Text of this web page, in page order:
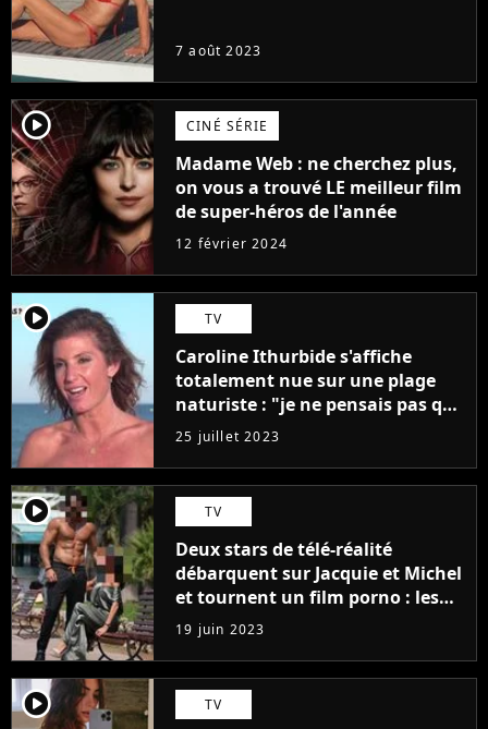
7 août 2023
player2 CINÉ SÉRIE
Madame Web : ne cherchez plus,
on vous a trouvé LE meilleur film
de super-héros de l'année
12 février 2024
player2 TV
Caroline Ithurbide s'affiche
totalement nue sur une plage
naturiste : "je ne pensais pas que
j'arriverais à le faire..."
25 juillet 2023
player2 TV
Deux stars de télé-réalité
débarquent sur Jacquie et Michel
et tournent un film porno : les
premières images du tournage
(exclu)
19 juin 2023
player2 TV